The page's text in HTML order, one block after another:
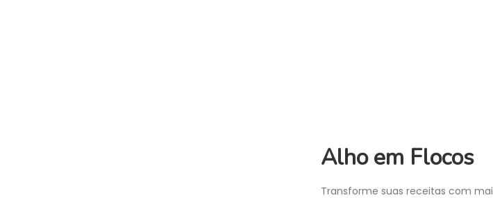
Alho em Flocos
Transforme suas receitas com